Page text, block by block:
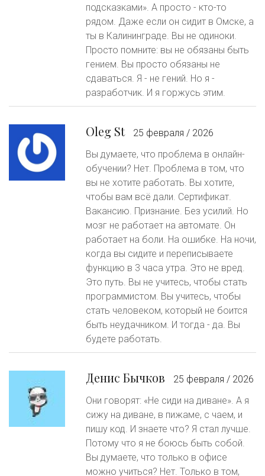
подсказками». А просто - кто-то
рядом. Даже если он сидит в Омске, а
ты в Калининграде. Вы не одиноки.
Просто помните: вы не обязаны быть
гением. Вы просто обязаны не
сдаваться. Я - не гений. Но я -
разработчик. И я горжусь этим.
Oleg St
25 февраля / 2026
Вы думаете, что проблема в онлайн-
обучении? Нет. Проблема в том, что
вы не хотите работать. Вы хотите,
чтобы вам всё дали. Сертификат.
Вакансию. Признание. Без усилий. Но
мозг не работает на автомате. Он
работает на боли. На ошибке. На ночи,
когда вы сидите и переписываете
функцию в 3 часа утра. Это не вред.
Это путь. Вы не учитесь, чтобы стать
программистом. Вы учитесь, чтобы
стать человеком, который не боится
быть неудачником. И тогда - да. Вы
будете работать.
Денис Бычков
25 февраля / 2026
Они говорят: «Не сиди на диване». А я
сижу на диване, в пижаме, с чаем, и
пишу код. И знаете что? Я стал лучше.
Потому что я не боюсь быть собой.
Вы думаете, что только в офисе
можно учиться? Нет. Только в том,